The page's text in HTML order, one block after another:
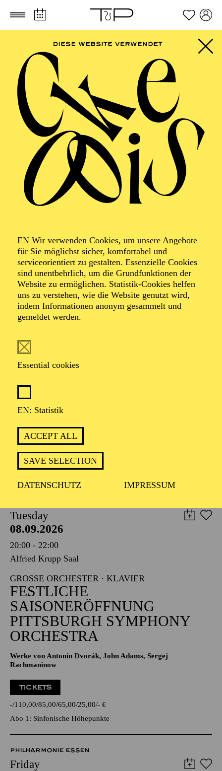
Zum Hauptinhalt springen Zum Footer springen
EN Wir verwenden Cookies, um unsere Angebote
für Sie möglichst sicher, komfortabel und
serviceorientiert zu gestalten. Essenzielle Cookies
sind unentbehrlich, um die Grundfunktionen der
Website zu ermöglichen. Statistik-Cookies helfen
uns zu verstehen, wie die Website genutzt wird,
indem Informationen anonym gesammelt und
gemeldet werden.
Essential cookies
EN: Statistik
ACCEPT ALL
SAVE SELECTION
DATENSCHUTZ IMPRESSUM
FILTER
SEPTEMBER 2026
PHILHARMONIE ESSEN
Friday
04.09.2026
20:00 - 23:00
Alfried Krupp Saal
Organiser: Theater-, Konzert- u. Gastspieldirektion OTTO
HOFNER GMBH
TICKETS
55,20 52,70€
EN: SCHAUSPIEL ESSEN
05.09.2026
19:30 - 21:30
BLICK AUF DEN IRAN –
STIMMEN ZUR AKTUELLEN
LAGE
TICKETS
8,00€
Tuesday
08.09.2026
20:00 - 22:00
Alfried Krupp Saal
GROSSE ORCHESTER · KLAVIER
FESTLICHE
SAISONERÖFFNUNG
PITTSBURGH SYMPHONY
ORCHESTRA
Werke von Antonín Dvorák, John Adams, Sergej
Rachmaninow
TICKETS
- 110,00 85,00 65,00 25,00 - €
Abo 1: Sinfonische Höhepunkte
PHILHARMONIE ESSEN
Friday